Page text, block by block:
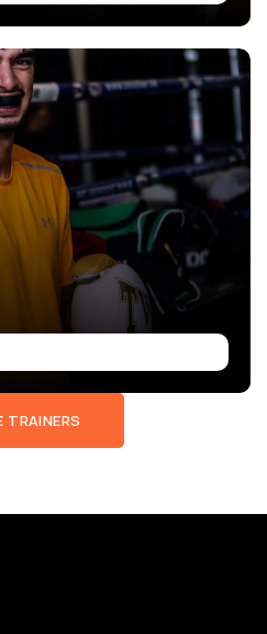
TRAINERS